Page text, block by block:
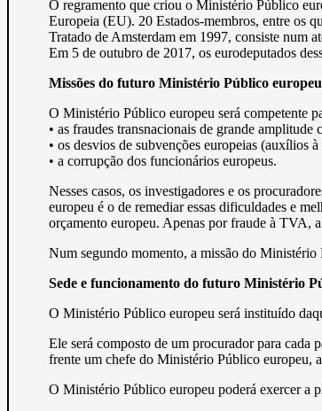
O regramento que criou o Ministério Público
Europeia (EU). 20 Estados-membros, entre os
Tratado de Amsterdam em 1997, consiste num
Em 5 de outubro de 2017, os eurodeputados
Missões do futuro Ministério Público europeu
O Ministério Público europeu será competente
• as fraudes transnacionais de grande
• os desvios de subvenções europeias (auxílios
• a corrupção dos funcionários europeus.
Nesses casos, os investigadores e os
europeu é o de remediar essas dificuldades e
orçamento europeu. Apenas por fraude à TVA,
Num segundo momento, a missão do
Sede e funcionamento do futuro Ministério
O Ministério Público europeu será instituído
Ele será composto de um procurador para cada
frente um chefe do Ministério Público europeu,
O Ministério Público europeu poderá exercer a